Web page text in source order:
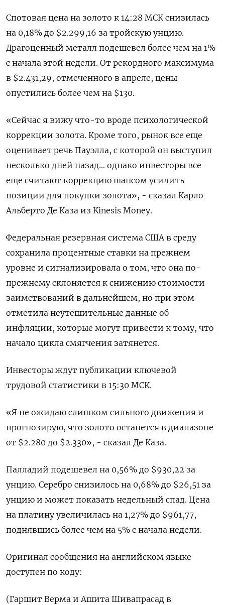
Спотовая цена на золото к 14:28 МСК снизилась
на 0,18% до $2.299,16​ за тройскую унцию.
Драгоценный металл подешевел более чем на 1%
с начала этой недели. От рекордного максимума
в $2.431,29, отмеченного в апреле, цены
опустились более чем на $130.
«Сейчас я вижу что-то вроде психологической
коррекции золота. Кроме того, рынок все еще
оценивает речь Пауэлла, с которой он выступил
несколько дней назад... однако инвесторы все
еще считают коррекцию шансом усилить
позиции для покупки золота», - сказал Карло
Альберто Де Каза из Kinesis Money.
Федеральная резервная система США в среду
сохранила процентные ставки на прежнем
уровне и сигнализировала о том, что она по-
прежнему склоняется к снижению стоимости
заимствований в дальнейшем, но при этом
отметила неутешительные данные об
инфляции, которые могут привести к тому, что
начало цикла смягчения затянется.
Инвесторы ждут публикации ключевой
трудовой статистики в 15:30 МСК.
«Я не ожидаю слишком сильного движения и
прогнозирую, что золото останется в диапазоне
от $2.280 до $2.330», - сказал Де Каза.
Палладий подешевел на 0,56% до $930,22​​ за
унцию. Серебро снизилось на 0,68% до $26,51​ за
унцию и может показать недельный спад. Цена
на платину увеличилась на 1,27% до $961,77,
поднявшись более чем на 5% с начала недели.
Оригинал сообщения на английском языке
доступен по коду:
(Гаршит Верма и Ашита Шивапрасад в